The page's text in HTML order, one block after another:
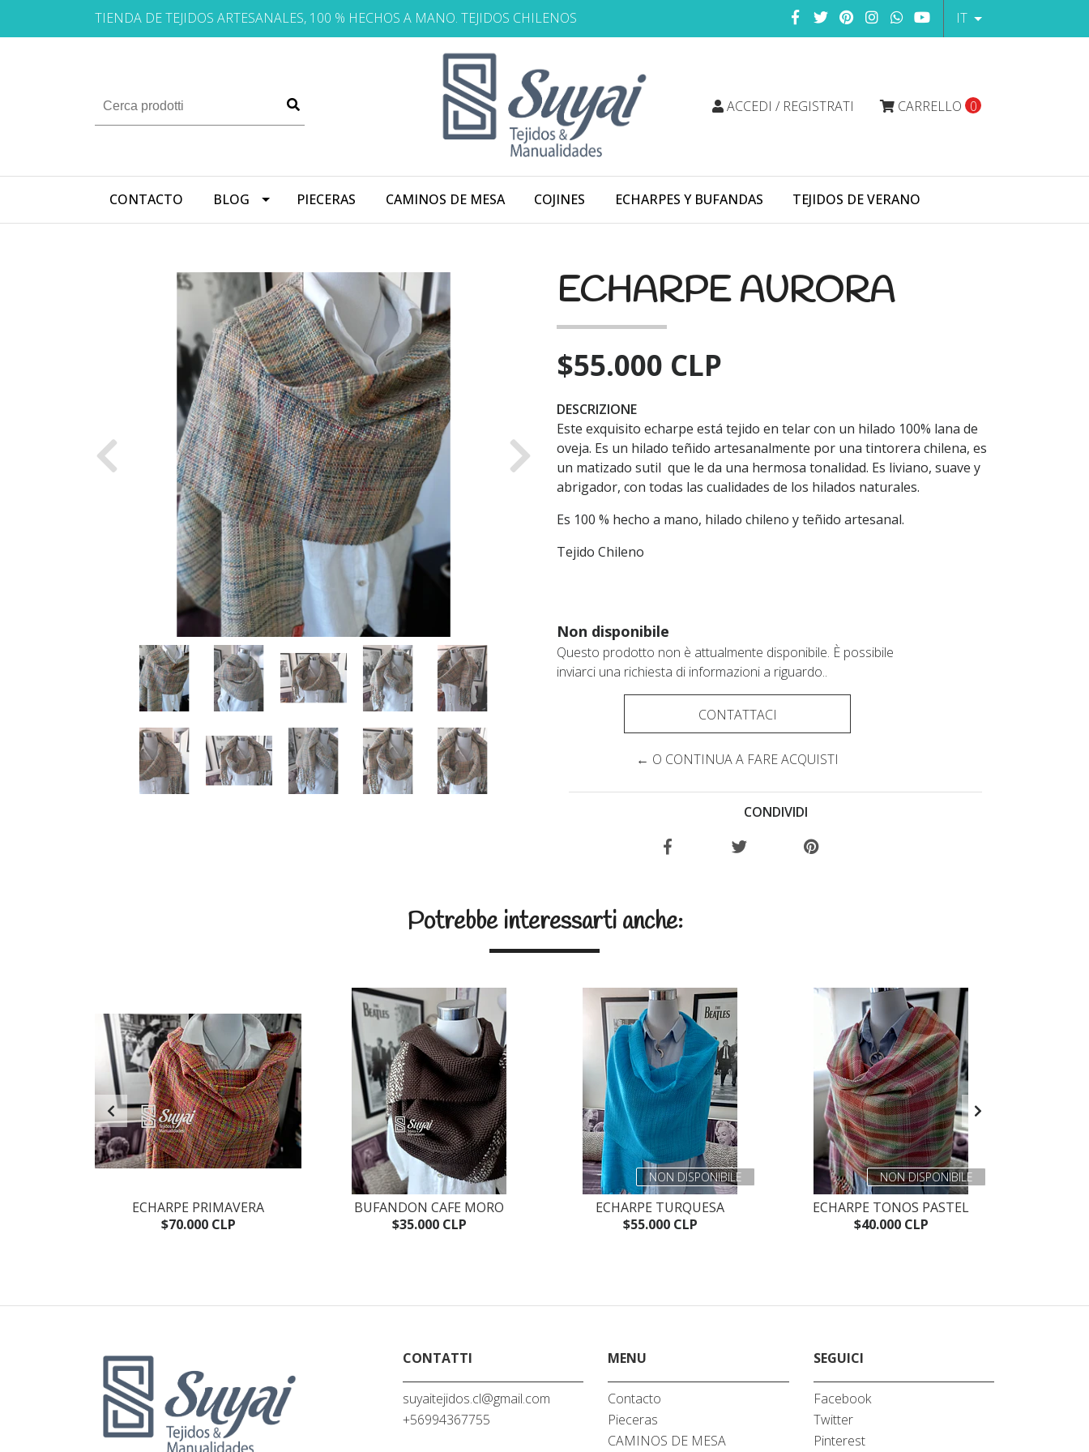
TIENDA DE TEJIDOS ARTESANALES, 100 % HECHOS A MANO. TEJIDOS CHILENOS IT
CARRELLO 0
ACCEDI / REGISTRATI
CONTACTO BLOG PIECERAS CAMINOS DE MESA COJINES ECHARPES Y BUFANDAS TEJIDOS DE VERANO
Previous Next
ECHARPE AURORA
$55.000 CLP
DESCRIZIONE
Este exquisito echarpe está tejido en telar con un hilado 100% lana de
oveja. Es un hilado teñido artesanalmente por una tintorera chilena, es
un matizado sutil que le da una hermosa tonalidad. Es liviano, suave y
abrigador, con todas las cualidades de los hilados naturales.
Es 100 % hecho a mano, hilado chileno y teñido artesanal.
Tejido Chileno
Non disponibile
Questo prodotto non è attualmente disponibile. È possibile
inviarci una richiesta di informazioni a riguardo..
CONTATTACI
← O CONTINUA A FARE ACQUISTI
CONDIVIDI
Potrebbe interessarti anche:
ECHARPE PRIMAVERA
$70.000 CLP
BUFANDON CAFE MORO
$35.000 CLP
NON DISPONIBILE
ECHARPE TURQUESA
$55.000 CLP
NON DISPONIBILE
ECHARPE TONOS PASTEL
$40.000 CLP
CONTATTI
suyaitejidos.cl@gmail.com
+56994367755
MENU
Contacto
Pieceras
CAMINOS DE MESA
SEGUICI
Facebook
Twitter
Pinterest